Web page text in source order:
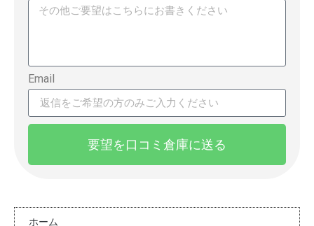
Email
要望を口コミ倉庫に送る
ホーム